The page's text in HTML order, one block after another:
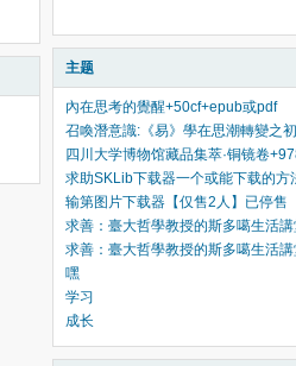
主题
內在思考的覺醒+50cf+epub或pdf
召喚潛意識:《易》學在思潮轉變之
四川大学博物馆藏品集萃·铜镜卷
求助SKLib下载器一个或能下载的
输第图片下载器【仅售2人】已停售
求善：臺大哲學教授的斯多噶生活
求善：臺大哲學教授的斯多噶生活
嘿
学习
成长